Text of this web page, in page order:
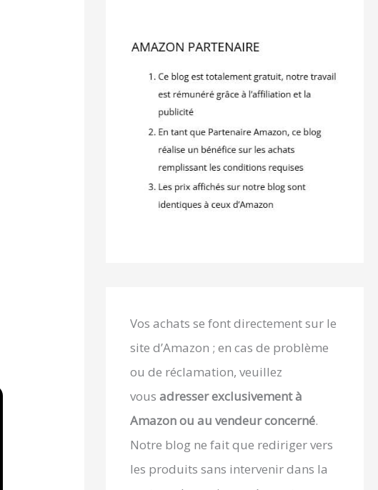
Vos achats se font directement sur le
site d’Amazon ; en cas de problème
ou de réclamation, veuillez
vous adresser exclusivement à
Amazon ou au vendeur concerné.
Notre blog ne fait que rediriger vers
les produits sans intervenir dans la